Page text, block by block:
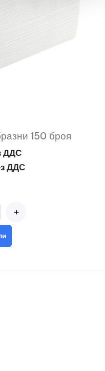
150 броя
ДДС
ДДС
+